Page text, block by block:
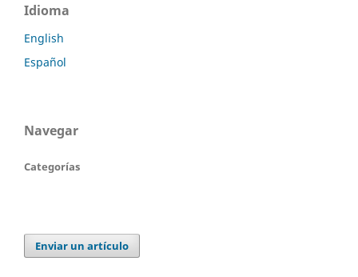
Idioma
English
Español
Navegar
Categorías
Enviar un artículo